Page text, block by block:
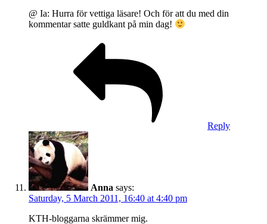
@ Ia: Hurra för vettiga läsare! Och för att du med din
kommentar satte guldkant på min dag!
Reply
Anna says:
Saturday, 5 March 2011, 16:40 at 4:40 pm
KTH-bloggarna skrämmer mig.